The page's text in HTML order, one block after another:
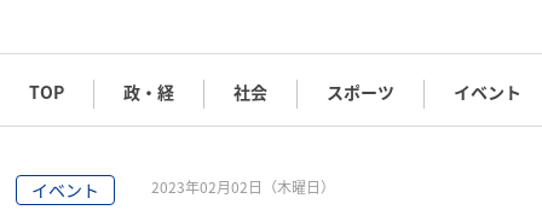
TOP 政・経 社会 スポーツ イベント
イベント 2023年02月02日（木曜日）